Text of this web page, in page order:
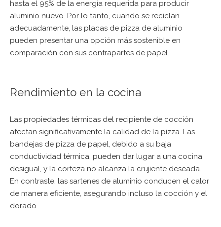
hasta el 95% de la energía requerida para producir
aluminio nuevo. Por lo tanto, cuando se reciclan
adecuadamente, las placas de pizza de aluminio
pueden presentar una opción más sostenible en
comparación con sus contrapartes de papel.
Rendimiento en la cocina
Las propiedades térmicas del recipiente de cocción
afectan significativamente la calidad de la pizza. Las
bandejas de pizza de papel, debido a su baja
conductividad térmica, pueden dar lugar a una cocina
desigual, y la corteza no alcanza la crujiente deseada.
En contraste, las sartenes de aluminio conducen el calor
de manera eficiente, asegurando incluso la cocción y el
dorado.